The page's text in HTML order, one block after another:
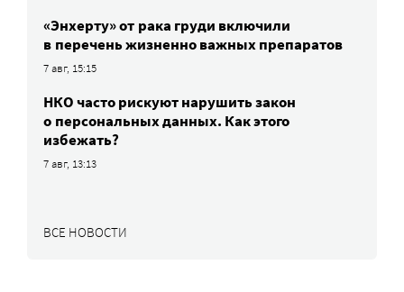
«Энхерту» от рака груди включили
в перечень жизненно важных препаратов
7 авг, 15:15
НКО часто рискуют нарушить закон
о персональных данных. Как этого
избежать?
7 авг, 13:13
ВСЕ НОВОСТИ